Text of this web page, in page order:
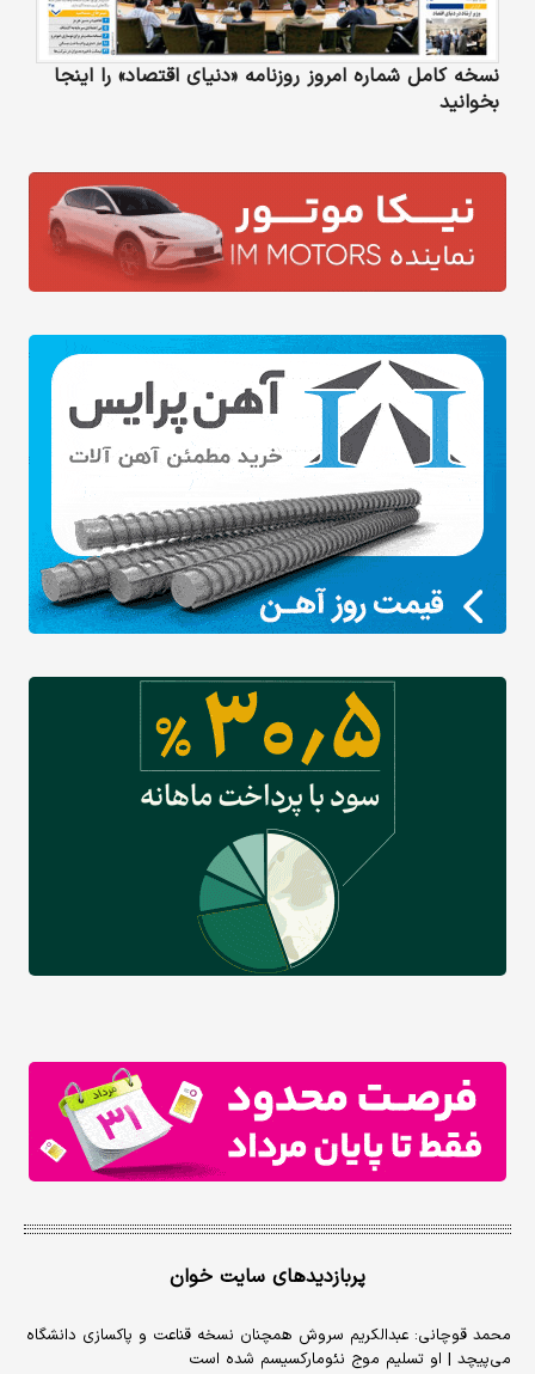
نسخه کامل شماره امروز روزنامه «دنیای‌ اقتصاد» را اینجا
بخوانید
پربازدیدهای سایت خوان
محمد قوچانی: عبدالکریم سروش همچنان نسخه قناعت و پاکسازی دانشگاه
می‌پیچد | او تسلیم موج نئومارکسیسم شده است